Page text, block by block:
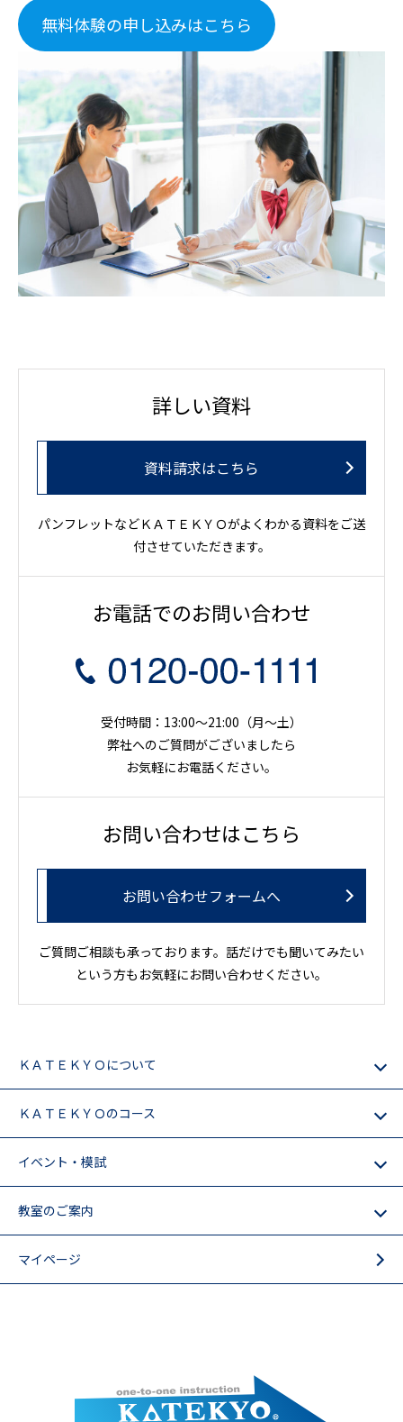
無料体験の申し込みはこちら
詳しい資料
資料請求はこちら
パンフレットなどＫＡＴＥＫＹＯがよくわかる資料をご送
付させていただきます。
お電話でのお問い合わせ
受付時間：13:00～21:00（月〜土）
弊社へのご質問がございましたら
お気軽にお電話ください。
お問い合わせはこちら
お問い合わせフォームへ
ご質問ご相談も承っております。話だけでも聞いてみたい
という方もお気軽にお問い合わせください。
ＫＡＴＥＫＹＯについて
ＫＡＴＥＫＹＯのコース
イベント・模試
教室のご案内
マイページ